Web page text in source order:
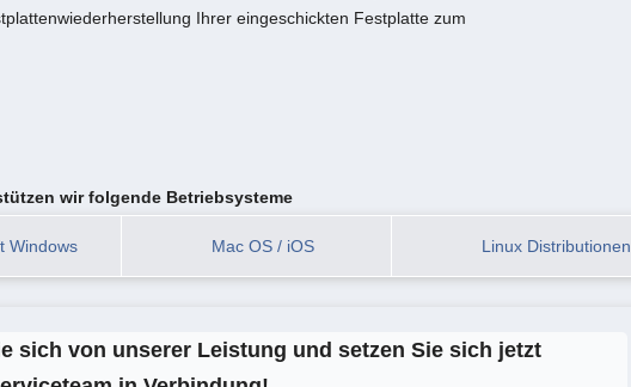
Ihrer eingeschickten Festplatte zum
wir folgende Betriebsysteme
Windows Mac OS / iOS Linux Distributionen
sich von unserer Leistung und setzen Sie sich jetzt